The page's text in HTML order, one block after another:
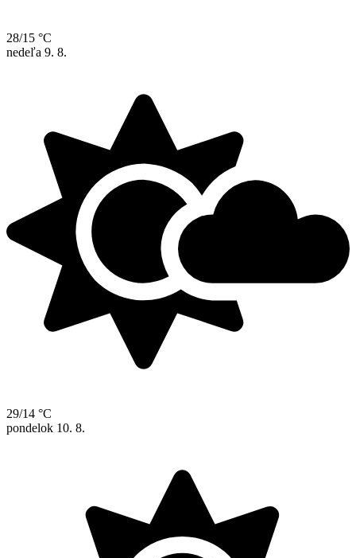
28/15 °C
nedeľa 9. 8.
29/14 °C
pondelok 10. 8.